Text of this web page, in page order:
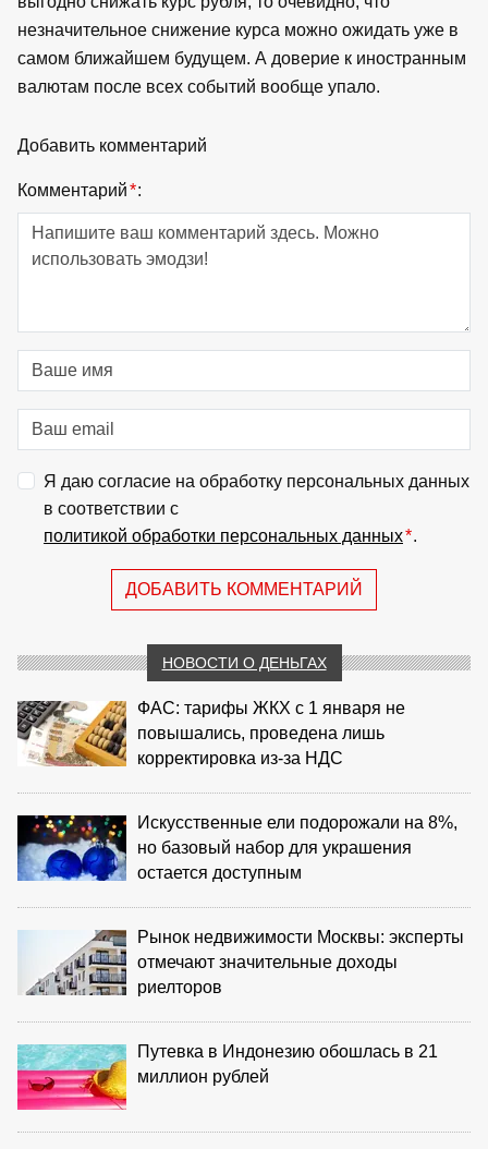
незначительное снижение курса можно ожидать уже в
самом ближайшем будущем. А доверие к иностранным
валютам после всех событий вообще упало.
Добавить комментарий
Комментарий*:
Я даю согласие на обработку персональных данных
в соответствии с
политикой обработки персональных данных*.
ДОБАВИТЬ КОММЕНТАРИЙ
НОВОСТИ О ДЕНЬГАХ
ФАС: тарифы ЖКХ с 1 января не
повышались, проведена лишь
корректировка из‑за НДС
Искусственные ели подорожали на 8%,
но базовый набор для украшения
остается доступным
Рынок недвижимости Москвы: эксперты
отмечают значительные доходы
риелторов
Путевка в Индонезию обошлась в 21
миллион рублей